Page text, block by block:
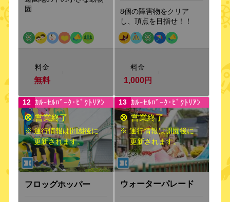
園
料金
無料
8個の障害物をクリア
し、頂点を目指せ！！
料金
1,000円
12 ｶﾙｰｾﾙﾊﾟｰｸ･ﾋﾞｸﾄﾘｱﾝ
※ 運行情報は開園後に
更新されます。
フロッグホッパー
13 ｶﾙｰｾﾙﾊﾟｰｸ･ﾋﾞｸﾄﾘｱﾝ
※ 運行情報は開園後に
更新されます。
ウォーターパレード